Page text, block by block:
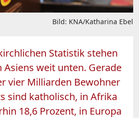
Bild: KNA/Katharina Ebel
Statistik stehen
Asiens weit unten. Gerade
vier Milliarden Bewohner
sind katholisch, in Afrika
18,6 Prozent, in Europa